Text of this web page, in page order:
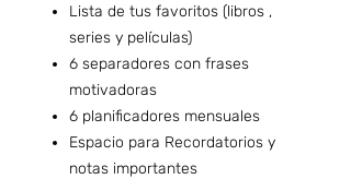
Lista de tus favoritos (libros ,
series y películas)
6 separadores con frases
motivadoras
6 planificadores mensuales
Espacio para Recordatorios y
notas importantes